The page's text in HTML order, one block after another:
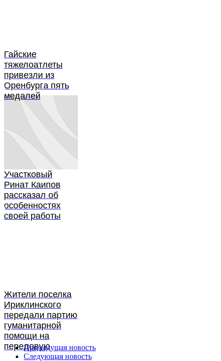
Гайские
тяжелоатлеты
привезли из
Оренбурга пять
медалей
Участковый
Ринат Каипов
рассказал об
особенностях
своей работы
Жители поселка
Ириклинского
передали партию
гуманитарной
помощи на
передовую
Предыдущая новость
Следующая новость